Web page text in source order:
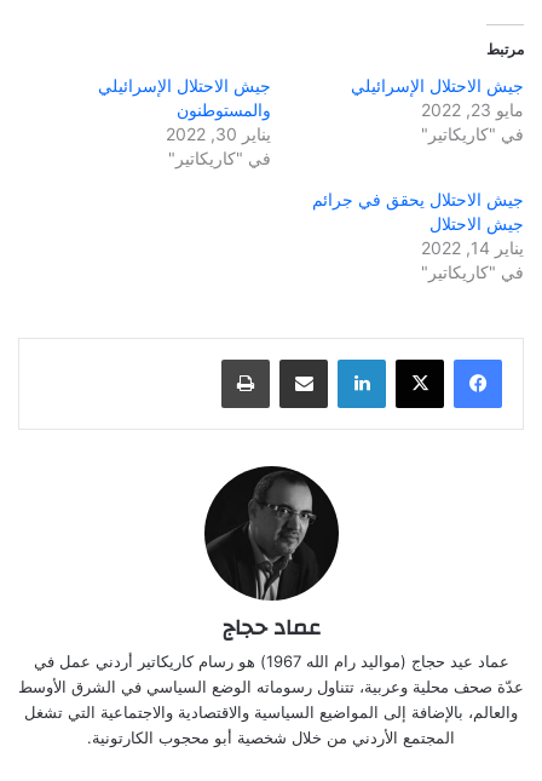
مرتبط
جيش الاحتلال الإسرائيلي
مايو 23, 2022
في "كاريكاتير"
جيش الاحتلال الإسرائيلي
والمستوطنون
يناير 30, 2022
في "كاريكاتير"
جيش الاحتلال يحقق في جرائم
جيش الاحتلال
يناير 14, 2022
في "كاريكاتير"
لينكدإن مشاركة عبر البريد طباعة
عماد حجاج
عماد عيد حجاج (مواليد رام الله 1967) هو رسام كاريكاتير أردني عمل في
عدّة صحف محلية وعربية، تتناول رسوماته الوضع السياسي في الشرق الأوسط
والعالم، بالإضافة إلى المواضيع السياسية والاقتصادية والاجتماعية التي تشغل
المجتمع الأردني من خلال شخصية أبو محجوب الكارتونية.